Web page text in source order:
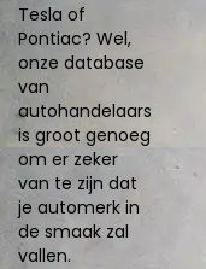
Tesla of
Pontiac? Wel,
onze database
van
autohandelaars
is groot genoeg
om er zeker
van te zijn dat
je automerk in
de smaak zal
vallen.